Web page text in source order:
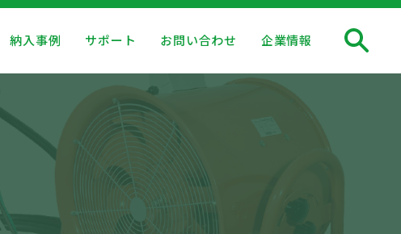
納入事例 サポート お問い合わせ 企業情報